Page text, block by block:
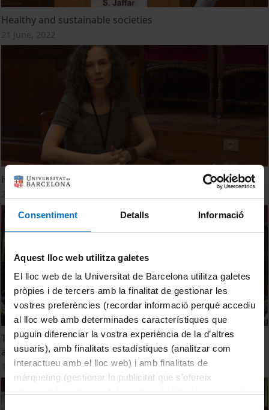
Consentiment Detalls Informació
Aquest lloc web utilitza galetes
El lloc web de la Universitat de Barcelona utilitza galetes
pròpies i de tercers amb la finalitat de gestionar les
vostres preferències (recordar informació perquè accediu
al lloc web amb determinades característiques que
puguin diferenciar la vostra experiència de la d’altres
usuaris), amb finalitats estadístiques (analitzar com
interactueu amb el lloc web) i amb finalitats de
màrqueting (gestionar la publicitat que s’ofereix
Healthy and sustainable societies
21 June, 2022
Healthy and sustainable societies. Panel discussion
21 June, 2022
Taula rodona: Energia verda i energies verdes transitòries
a Catalunya a debat
16 June, 2022